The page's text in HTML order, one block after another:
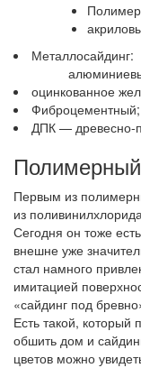
Металлосайдинг:
оцинкованное
Фиброцементный;
ДПК — древесно-
Полимерный
Первым из
из
Сегодня он тоже
внешне уже
стал намного
имитацией
«сайдинг под
Есть такой, который
обшить дом и
цветов можно